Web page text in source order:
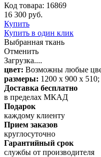
Код товара: 16869
16 300 руб.
Купить
Купить в один клик
Выбранная ткань
Отменить
Загрузка....
цвет: Возможны любые
размеры: 1200 х 900 х
Доставка бесплатно
в пределах МКАД
Подарок
каждому клиенту
Прием заказов
круглосуточно
Гарантийный срок
службы от производителя